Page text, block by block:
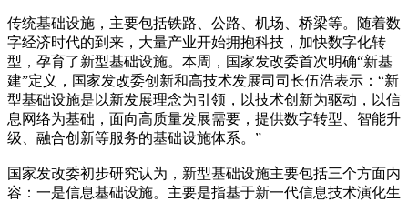
传统基础设施，主要包括铁路、公路、机场、桥梁等。随着数
字经济时代的到来，大量产业开始拥抱科技，加快数字化转
型，孕育了新型基础设施。本周，国家发改委首次明确“新基
建”定义，国家发改委创新和高技术发展司司长伍浩表示：“新
型基础设施是以新发展理念为引领，以技术创新为驱动，以信
息网络为基础，面向高质量发展需要，提供数字转型、智能升
级、融合创新等服务的基础设施体系。”
国家发改委初步研究认为，新型基础设施主要包括三个方面内
容：一是信息基础设施。主要是指基于新一代信息技术演化生